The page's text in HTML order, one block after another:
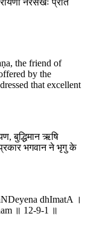
नरसखः प्रीत
the friend of
by the
that excellent
बुद्धिमान ऋषि
भगवान ने भृगु के
dhImatA ।
॥ 12-9-1 ॥